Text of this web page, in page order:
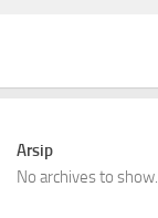
Arsip
No archives to show.